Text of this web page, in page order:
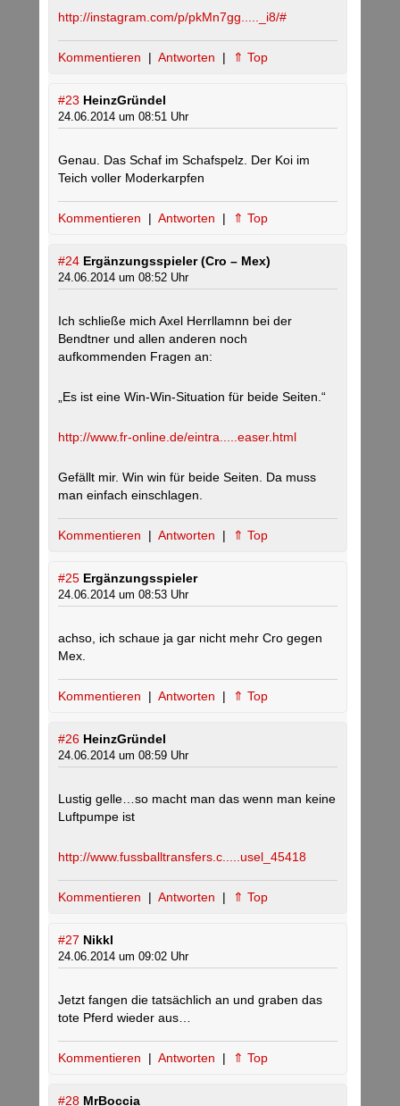
http://instagram.com/p/pkMn7gg....._i8/#
Kommentieren | Antworten | ⇑ Top
#23 HeinzGründel
24.06.2014 um 08:51 Uhr
Genau. Das Schaf im Schafspelz. Der Koi im
Teich voller Moderkarpfen
Kommentieren | Antworten | ⇑ Top
#24 Ergänzungsspieler (Cro – Mex)
24.06.2014 um 08:52 Uhr
Ich schließe mich Axel Herrllamnn bei der
Bendtner und allen anderen noch
aufkommenden Fragen an:
„Es ist eine Win-Win-Situation für beide Seiten.“
http://www.fr-online.de/eintra.....easer.html
Gefällt mir. Win win für beide Seiten. Da muss
man einfach einschlagen.
Kommentieren | Antworten | ⇑ Top
#25 Ergänzungsspieler
24.06.2014 um 08:53 Uhr
achso, ich schaue ja gar nicht mehr Cro gegen
Mex.
Kommentieren | Antworten | ⇑ Top
#26 HeinzGründel
24.06.2014 um 08:59 Uhr
Lustig gelle…so macht man das wenn man keine
Luftpumpe ist
http://www.fussballtransfers.c.....usel_45418
Kommentieren | Antworten | ⇑ Top
#27 Nikkl
24.06.2014 um 09:02 Uhr
Jetzt fangen die tatsächlich an und graben das
tote Pferd wieder aus…
Kommentieren | Antworten | ⇑ Top
#28 MrBoccia